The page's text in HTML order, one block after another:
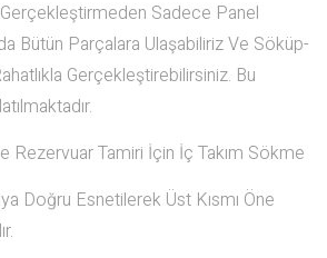
Sadece Panel
Bütün Parçalara Ulaşabiliriz Ve Söküp-
Gerçekleştirebilirsiniz. Bu
Rezervuar Tamiri İçin İç Takım Sökme
Doğru Esnetilerek Üst Kısmı Öne